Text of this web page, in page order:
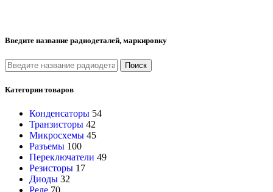
Введите название радиодеталей, маркировку
Поиск
Категории товаров
Конденсаторы 54
Транзисторы 42
Микросхемы 45
Разъемы 100
Переключатели 49
Резисторы 17
Диоды 32